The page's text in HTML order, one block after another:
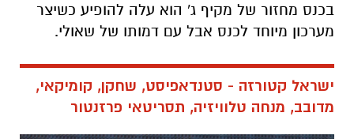
בכנס מחזור של מקיף ג' הוא עלה להופיע כשיצר
מערכון מיוחד לכנס אבל עם דמותו של שאולי.
ישראל קטורזה - סטנדאפיסט, שחקן, קומיקאי,
מדובב, מנחה טלוויזיה, תסריטאי פרזנטור